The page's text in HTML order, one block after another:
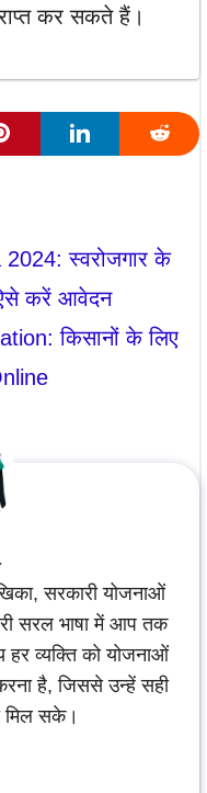
कर सकते हैं।
स्वरोजगार के
करें आवेदन
किसानों के लिए
सरकारी योजनाओं
सरल भाषा में आप तक
हर व्यक्ति को योजनाओं
है, जिससे उन्हें सही
मिल सके।